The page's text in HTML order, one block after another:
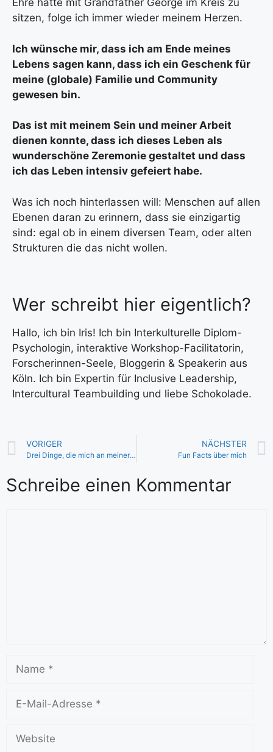
Ehre hatte mit Grandfather George im Kreis zu
sitzen, folge ich immer wieder meinem Herzen.
Ich wünsche mir, dass ich am Ende meines
Lebens sagen kann, dass ich ein Geschenk für
meine (globale) Familie und Community
gewesen bin.
Das ist mit meinem Sein und meiner Arbeit
dienen konnte, dass ich dieses Leben als
wunderschöne Zeremonie gestaltet und dass
ich das Leben intensiv gefeiert habe.
Was ich noch hinterlassen will: Menschen auf allen
Ebenen daran zu erinnern, dass sie einzigartig
sind: egal ob in einem diversen Team, oder alten
Strukturen die das nicht wollen.
Wer schreibt hier eigentlich?
Hallo, ich bin Iris! Ich bin Interkulturelle Diplom-
Psychologin, interaktive Workshop-Facilitatorin,
Forscherinnen-Seele, Bloggerin & Speakerin aus
Köln. Ich bin Expertin für Inclusive Leadership,
Intercultural Teambuilding und liebe Schokolade.
VORIGER
Drei Dinge, die mich an meiner „Peace with your past“ Transformations-Begleitung (manchmal) nerven
NÄCHSTER
Fun Facts über mich
Schreibe einen Kommentar